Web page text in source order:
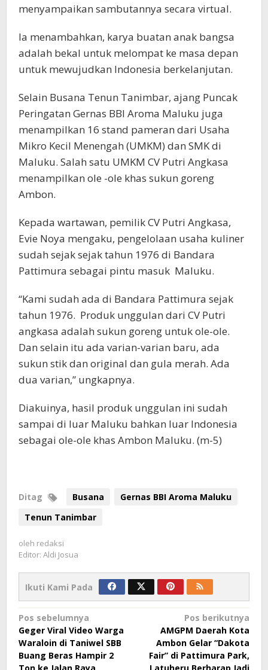
menyampaikan sambutannya secara virtual.
Ia menambahkan, karya buatan anak bangsa
adalah bekal untuk melompat ke masa depan
untuk mewujudkan Indonesia berkelanjutan.
Selain Busana Tenun Tanimbar, ajang Puncak
Peringatan Gernas BBI Aroma Maluku juga
menampilkan 16 stand pameran dari Usaha
Mikro Kecil Menengah (UMKM) dan SMK di
Maluku. Salah satu UMKM CV Putri Angkasa
menampilkan ole -ole khas sukun goreng
Ambon.
Kepada wartawan, pemilik CV Putri Angkasa,
Evie Noya mengaku, pengelolaan usaha kuliner
sudah sejak sejak tahun 1976 di Bandara
Pattimura sebagai pintu masuk Maluku.
“Kami sudah ada di Bandara Pattimura sejak
tahun 1976. Produk unggulan dari CV Putri
angkasa adalah sukun goreng untuk ole-ole.
Dan selain itu ada varian-varian baru, ada
sukun stik dan original dan gula merah. Ada
dua varian,” ungkapnya.
Diakuinya, hasil produk unggulan ini sudah
sampai di luar Maluku bahkan luar Indonesia
sebagai ole-ole khas Ambon Maluku. (m-5)
Ditag Busana
Gernas BBI Aroma Maluku
Tenun Tanimbar
oleh redaksi
Editor: Aldi Josua
Ikuti Kami Pada
Navigasi
pos
Pos sebelumnya
Geger Viral Video Warga
Waraloin di Taniwel SBB
Buang Beras Hampir 2
Pos berikutnya
AMGPM Daerah Kota
Ambon Gelar “Dakota
Fair” di Pattimura Park,